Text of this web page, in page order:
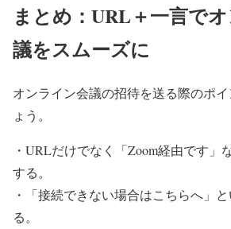
まとめ：URL＋一言で
議をスムーズに
オンライン会議の招待を送る際のポ
ょう。
・URLだけでなく「Zoom経由です」
する。
・「接続できない場合はこちらへ」
る。